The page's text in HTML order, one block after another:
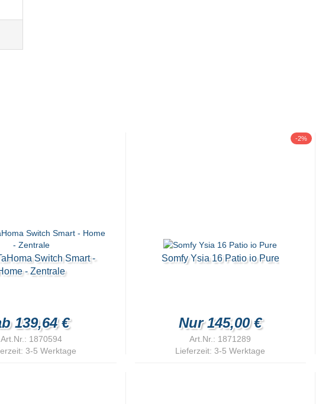
Switch Smart -
- Zentrale
139,64 €
Art.Nr.: 1870594
3-5 Werktage
-2%
Somfy Ysia 16 Patio io Pure
Nur 145,00 €
Art.Nr.: 1871289
Lieferzeit:3-5 Werktage